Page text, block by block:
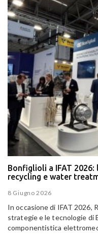
Bonfiglioli a IFAT
recycling e water
8 Giugno 2026
In occasione di IFAT 2026,
strategie e le tecnologie di
componentistica